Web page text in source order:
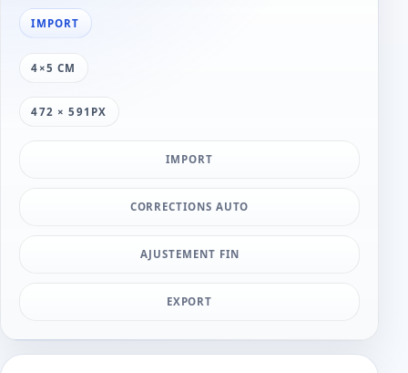
IMPORT
4×5 CM
472 × 591PX
IMPORT
CORRECTIONS AUTO
AJUSTEMENT FIN
EXPORT